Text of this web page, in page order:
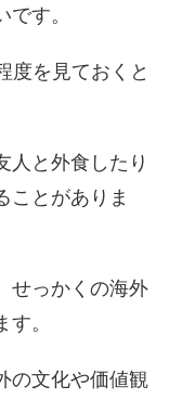
す。
度を見ておくと
人と外食したり
ことがありま
せっかくの海外
。
の文化や価値観